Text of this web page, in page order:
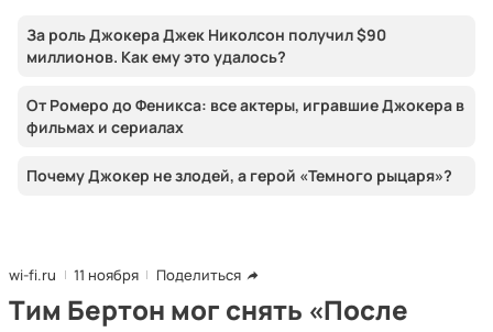
За роль Джокера Джек Николсон получил $90
миллионов. Как ему это удалось?
От Ромеро до Феникса: все актеры, игравшие Джокера в
фильмах и сериалах
Почему Джокер не злодей, а герой «Темного рыцаря»?
wi-fi.ru 11 ноября Поделиться
Тим Бертон мог снять «После